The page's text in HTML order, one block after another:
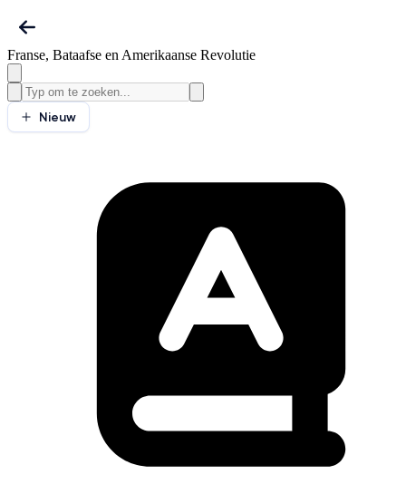
Franse, Bataafse en Amerikaanse Revolutie
Nieuw